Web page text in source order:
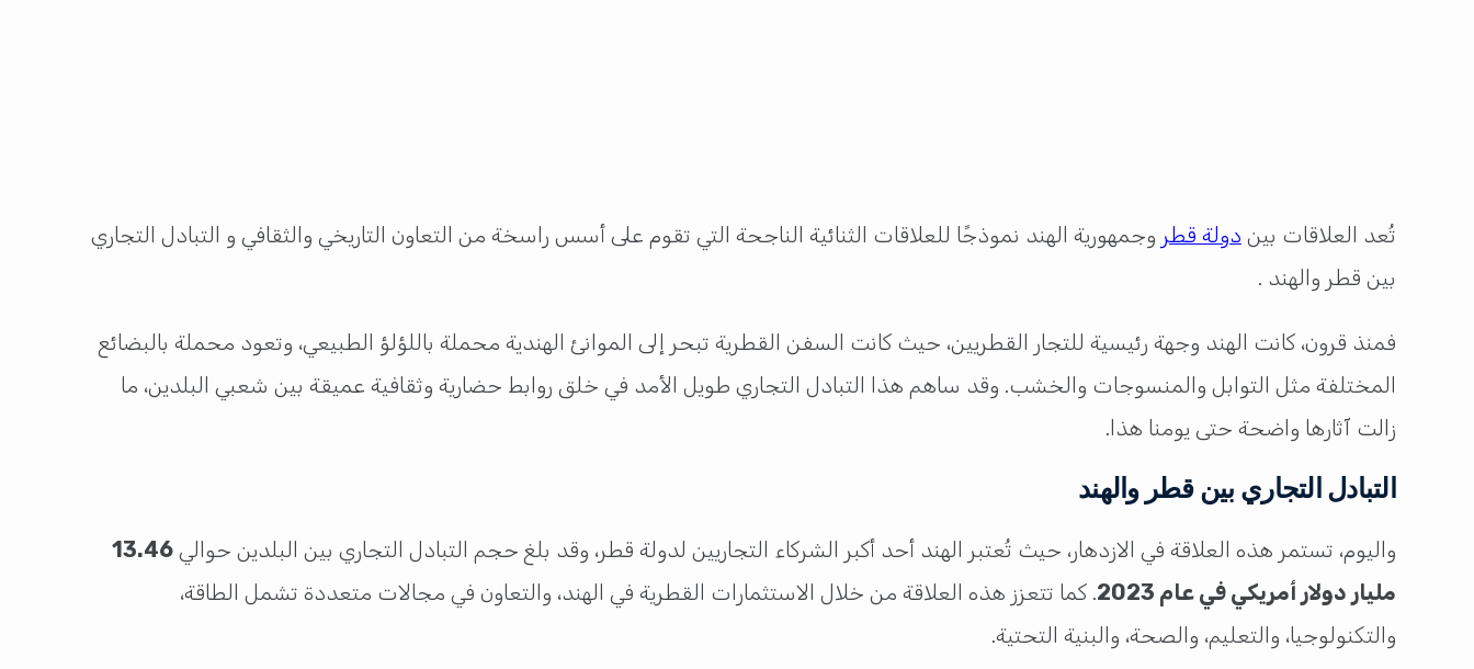
تُعد العلاقات بين دولة قطر وجمهورية الهند نموذجًا للعلاقات الثنائية الناجحة التي تقوم على أسس راسخة من التعاون التاريخي والثقافي و التبادل التجاري
بين قطر والهند .
فمنذ قرون، كانت الهند وجهة رئيسية للتجار القطريين، حيث كانت السفن القطرية تبحر إلى الموانئ الهندية محملة باللؤلؤ الطبيعي، وتعود محملة بالبضائع
المختلفة مثل التوابل والمنسوجات والخشب. وقد ساهم هذا التبادل التجاري طويل الأمد في خلق روابط حضارية وثقافية عميقة بين شعبي البلدين، ما
زالت آثارها واضحة حتى يومنا هذا.
التبادل التجاري بين قطر والهند
واليوم، تستمر هذه العلاقة في الازدهار، حيث تُعتبر الهند أحد أكبر الشركاء التجاريين لدولة قطر، وقد بلغ حجم التبادل التجاري بين البلدين حوالي13.46
مليار دولار أمريكي في عام 2023
. كما تتعزز هذه العلاقة من خلال الاستثمارات القطرية في الهند، والتعاون في مجالات متعددة تشمل الطاقة،
والتكنولوجيا، والتعليم، والصحة، والبنية التحتية.